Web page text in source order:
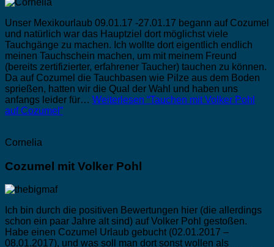
Unser Mexikourlaub 09.01.17 -27.01.17 begann auf Cozumel
und natürlich war das Hauptziel dort möglichst viele
Tauchgänge zu machen. Ich wollte dort eigentlich endlich
meinen Tauchschein machen, um mit meinem Freund
(bereits zertifizierter, erfahrener Taucher) tauchen zu können.
Da auf Cozumel die Tauchbasen wie Pilze aus dem Boden
sprießen, hatten wir die Qual der Wahl und haben uns
anfangs leider für… Weiterlesen “Tauchen mit Volker Pohl
auf Cozumel”
Cornelia
Cozumel mit Volker Pohl
Ich bin durch die positiven Bewertungen hier (die allerdings
schon ein paar Jahre alt sind) auf Volker Pohl gestoßen.
Habe einen Cozumel Urlaub gebucht (02.01.2017 –
08.01.2017), und was soll man dort sonst wollen als